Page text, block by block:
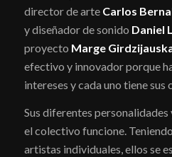
director de arte Carlos
y diseñador de sonido Daniel
proyecto Marge
efectivo y innovador porque
intereses y cada uno tiene sus
Sus diferentes personalidades
el colectivo funcione.
artistas individuales, ellos se